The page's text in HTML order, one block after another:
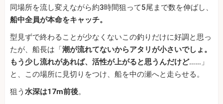
同場所を流し変えながら約3時間狙って5尾まで数を伸ばし、
船中全員が本命をキャッチ。
型見ずで終わることが少なくないこの釣りだけに好調と思っ
たが、船長は「潮が流れてないからアタリが小さいでしょ。
もう少し流れがあれば、活性が上がると思うんだけど…… 」
と、この場所に見切りをつけ、船を中の瀬へと走らせる。
狙う 水深は17m前後。